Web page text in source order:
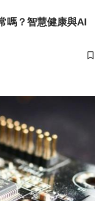
嗎？智慧健康與AI
儲